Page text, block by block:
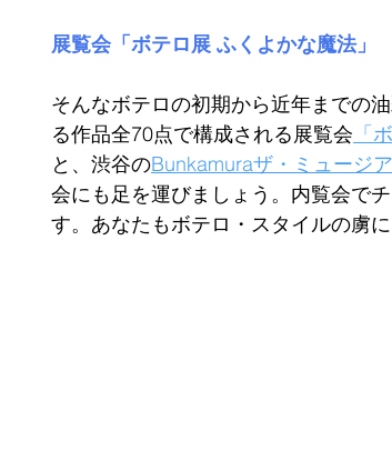
展覧会「ボテロ展 ふくよかな魔法」
そんなボテロの初期から近年までの
る作品全70点で構成される展覧会 「
と、渋谷のBunkamuraザ・ミュージ
会にも足を運びましょう。内覧会で
す。あなたもボテロ・スタイルの虜